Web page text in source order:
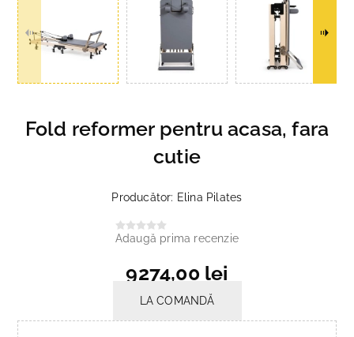
Fold reformer pentru acasa, fara
cutie
Producător: Elina Pilates
Adaugă prima recenzie
9274,00 lei
LA COMANDĂ